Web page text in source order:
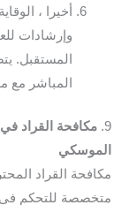
أخيرا ،
وإرشادات
المستقبل.
المباشر مع
9. مكافحة القراد
الموسكي
مكافحة القراد
متخصصة للتحكم في